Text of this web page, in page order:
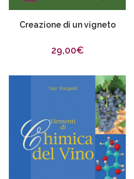
Creazione di un vigneto
29,00€